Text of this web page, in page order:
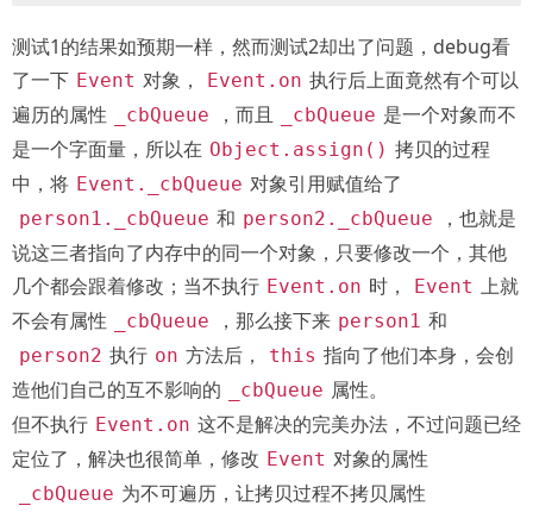
测试1的结果如预期一样，然而测试2却出了问题，debug看
了一下 Event 对象， Event.on 执行后上面竟然有个可以
遍历的属性
_cbQueue ，而且 _cbQueue 是一个对象而不
是一个字面量，所以在 Object.assign() 拷贝的过程
中，将 Event._cbQueue 对象引用赋值给了
person1._cbQueue 和 person2._cbQueue
，也就是
说这三者指向了内存中的同一个对象，只要修改一个，其他
几个都会跟着修改；当不执行 Event.on 时， Event 上就
不会有属性
_cbQueue ，那么接下来 person1 和
person2 执行 on 方法后， this 指向了他们本身，会创
造他们自己的互不影响的
_cbQueue 属性。
但不执行 Event.on 这不是解决的完美办法，不过问题已经
定位了，解决也很简单，修改 Event 对象的属性
_cbQueue 为不可遍历，让拷贝过程不拷贝属性